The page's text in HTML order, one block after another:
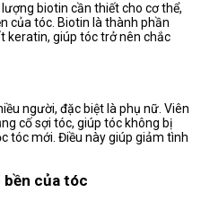
biotin cần thiết cho cơ thể,
của tóc. Biotin là thành phần
keratin, giúp tóc trở nên chắc
người, đặc biệt là phụ nữ. Viên
cố sợi tóc, giúp tóc không bị
tóc mới. Điều này giúp giảm tình
bền của tóc